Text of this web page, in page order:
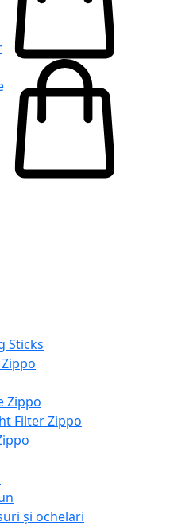
Sticks
Zippo
Filter Zippo
și ochelari